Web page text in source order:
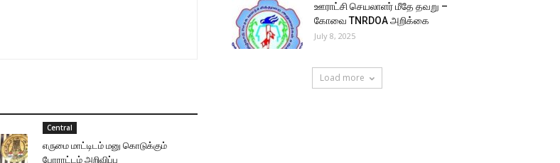
Central
எருமை மாட்டிடம் மனு கொடுக்கும்
போராட்டம் அறிவிப்பு
ஊராட்சி செயலாளர் மீதே தவறு –
கோவை TNRDOA அறிக்கை
July 8, 2025
Load more